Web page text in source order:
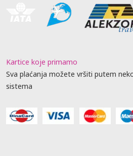
Kartice koje primamo
Sva plaćanja možete vršiti putem
sistema